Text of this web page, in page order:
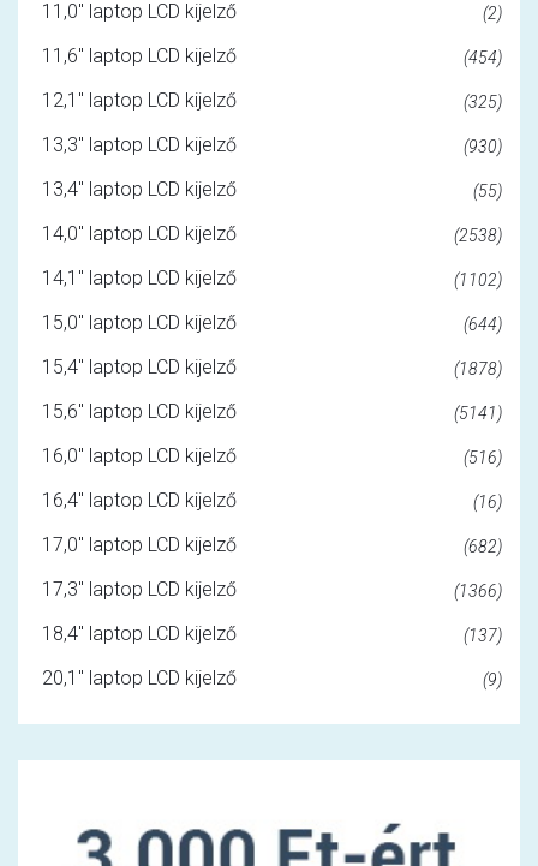
11,0" laptop LCD kijelző (2)
11,6" laptop LCD kijelző (454)
12,1" laptop LCD kijelző (325)
13,3" laptop LCD kijelző (930)
13,4" laptop LCD kijelző (55)
14,0" laptop LCD kijelző (2538)
14,1" laptop LCD kijelző (1102)
15,0" laptop LCD kijelző (644)
15,4" laptop LCD kijelző (1878)
15,6" laptop LCD kijelző (5141)
16,0" laptop LCD kijelző (516)
16,4" laptop LCD kijelző (16)
17,0" laptop LCD kijelző (682)
17,3" laptop LCD kijelző (1366)
18,4" laptop LCD kijelző (137)
20,1" laptop LCD kijelző (9)